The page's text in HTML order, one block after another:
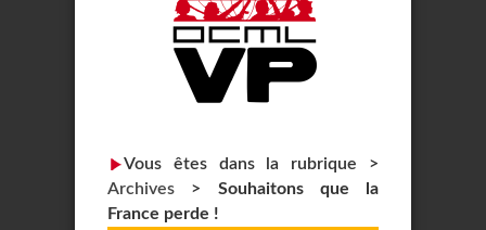
Vous êtes dans la rubrique >
Archives > Souhaitons que la
France perde !